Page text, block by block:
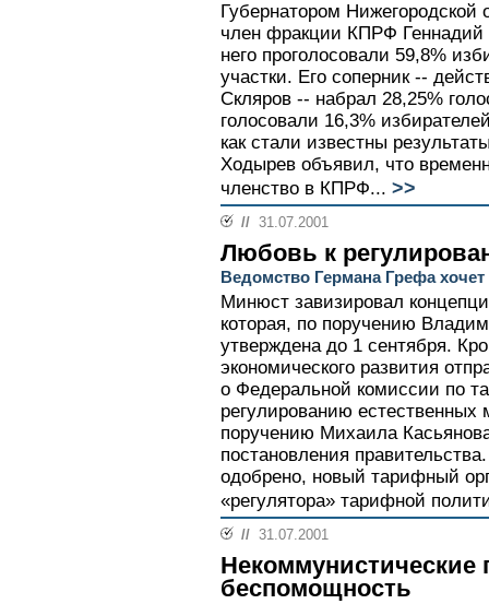
Губернатором Нижегородской
член фракции КПРФ Геннадий
него проголосовали 59,8%
участки. Его соперник --
Скляров -- набрал 28,25%
голосовали 16,3%
как стали известны
Ходырев объявил, что
членство в КПРФ... >>
// 31.07.2001
Любовь к
Ведомство Германа Грефа
Минюст завизировал
которая, по поручению
утверждена до 1 сентября.
экономического развития
о Федеральной комиссии по
регулированию естественных
поручению Михаила
постановления
одобрено, новый тарифный
«регулятора» тарифной
// 31.07.2001
Некоммунистические
беспомощность